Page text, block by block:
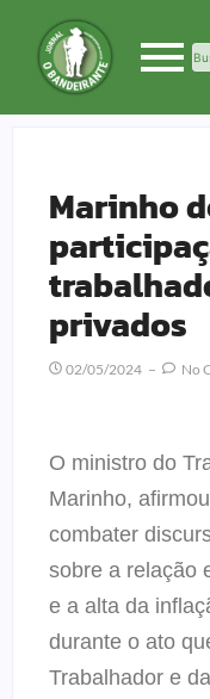
Marinho
privados
02/05/2024 No
O ministro do
Marinho,
combater
sobre a relação
e a alta da
durante o ato
Trabalhador e